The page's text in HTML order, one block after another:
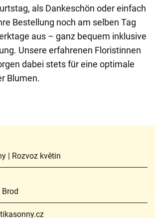
als Dankeschön oder einfach
Bestellung noch am selben Tag
aus – ganz bequem inklusive
Unsere erfahrenen Floristinnen
dabei stets für eine optimale
Blumen.
| Rozvoz květin